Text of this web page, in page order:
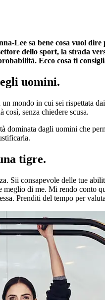
Lee sa bene cosa vuol
dello sport, la strada
Ecco cosa ti
uomini.
mondo in cui sei rispettata
senza chiedere scusa.
dominata dagli uomini che
tigre.
Sii consapevole delle tue
di me. Mi rendo conto
Prenditi del tempo per